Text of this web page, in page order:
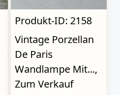
Produkt-ID: 2158
Vintage Porzellan
De Paris
Wandlampe Mit...,
Zum Verkauf